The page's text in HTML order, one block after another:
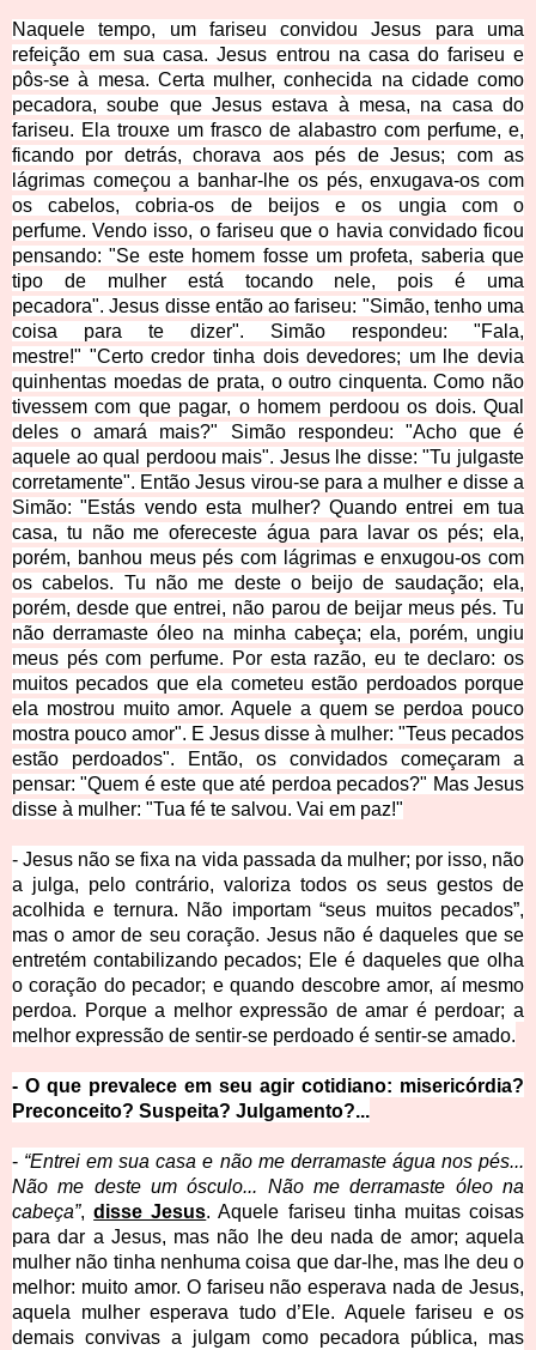
Naquele tempo, um fariseu convidou Jesus para uma
refeição em sua casa.Jesus entrou na casa do fariseu e
pôs-se à mesa. Certa mulher, conhecida na cidade como
pecadora, soube que Jesus estava à mesa, na casa do
fariseu. Ela trouxe um frasco de alabastro com perfume, e,
ficando por detrás, chorava aos pés de Jesus; com as
lágrimas começou a banhar-lhe os pés, enxugava-os com
os cabelos, cobria-os de beijos e os ungia com o
perfume.Vendo isso, o fariseu que o havia convidado ficou
pensando:"Se este homem fosse um profeta, saberia que
tipo de mulher está tocando nele, pois é uma
pecadora".Jesus disse então ao fariseu: "Simão, tenho uma
coisa para te dizer". Simão respondeu: "Fala,
mestre!" "Certo credor tinha dois devedores; um lhe devia
quinhentas moedas de prata, o outro cinquenta. Como não
tivessem com que pagar, o homem perdoou os dois. Qual
deles o amará mais?" Simão respondeu: "Acho que é
aquele ao qual perdoou mais". Jesus lhe disse: "Tu julgaste
corretamente". Então Jesus virou-se para a mulher e disse a
Simão:"Estás vendo esta mulher? Quando entrei em tua
casa, tu não me ofereceste água para lavar os pés; ela,
porém, banhou meus pés com lágrimas e enxugou-os com
os cabelos. Tu não me deste o beijo de saudação; ela,
porém, desde que entrei, não parou de beijar meus pés. Tu
não derramaste óleo na minha cabeça; ela, porém, ungiu
meus pés com perfume. Por esta razão, eu te declaro: os
muitos pecados que ela cometeu estão perdoados porque
ela mostrou muito amor. Aquele a quem se perdoa pouco
mostra pouco amor". E Jesus disse à mulher: "Teus pecados
estão perdoados".
Então, os convidados começaram a
pensar:"Quem é este que até perdoa pecados?" Mas Jesus
disse à mulher: "Tua fé te salvou. Vai em paz!"
- Jesus não se fixa na vida passada da mulher; por isso, não
a julga, pelo contrário, valoriza todos os seus gestos de
acolhida e ternura. Não importam “seus muitos pecados”,
mas o amor de seu coração. Jesus não é daqueles que se
entretém contabilizando pecados; Ele é daqueles que olha
o coração do pecador; e quando descobre amor, aí mesmo
perdoa. Porque a melhor expressão de amar é perdoar; a
melhor expressão de sentir-se perdoado é sentir-se amado.
- O que prevalece em seu agir cotidiano: misericórdia?
Preconceito? Suspeita? Julgamento?...
- “Entrei em sua casa e não me derramaste água nos pés...
Não me deste um ósculo... Não me derramaste óleo na
cabeça”,disse Jesus. Aquele fariseu tinha muitas coisas
para dar a Jesus, mas não lhe deu nada de amor; aquela
mulher não tinha nenhuma coisa que dar-lhe, mas lhe deu o
melhor: muito amor. O fariseu não esperava nada de Jesus,
aquela mulher esperava tudo d’Ele. Aquele fariseu e os
demais convivas a julgam como pecadora pública, mas